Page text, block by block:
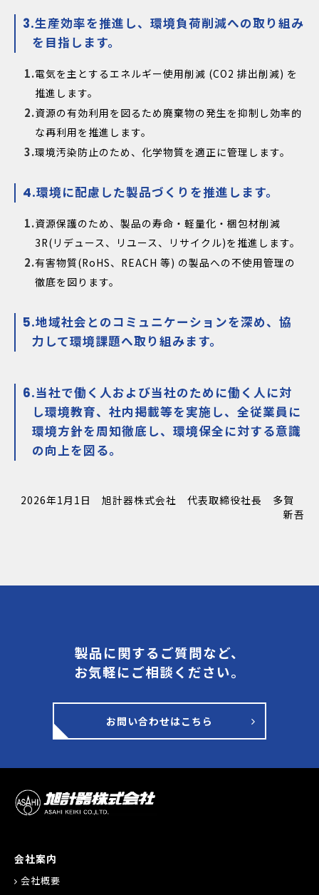
生産効率を推進し、環境負荷削減への取り組み
を目指します。
電気を主とするエネルギー使用削減 (CO2 排出削減) を
推進します。
資源の有効利用を図るため廃棄物の発生を抑制し効率的
な再利用を推進します。
環境汚染防止のため、化学物質を適正に管理します。
環境に配慮した製品づくりを推進します。
資源保護のため、製品の寿命・軽量化・梱包材削減
3R(リデュース、リユース、リサイクル)を推進します。
有害物質(RoHS、REACH 等) の製品への不使用管理の
徹底を図ります。
地域社会とのコミュニケーションを深め、協
力して環境課題へ取り組みます。
当社で働く人および当社のために働く人に対
し環境教育、社内掲載等を実施し、全従業員に
環境方針を周知徹底し、環境保全に対する意識
の向上を図る。
2026年1月1日 旭計器株式会社 代表取締役社長 多賀
新吾
製品に関するご質問など、
お気軽にご相談ください。
お問い合わせはこちら
会社案内
会社概要